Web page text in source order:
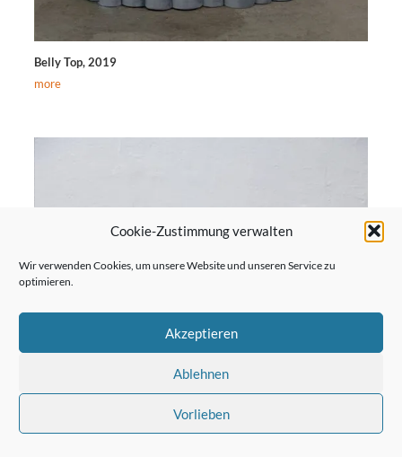
Cookie-Zustimmung verwalten
Wir verwenden Cookies, um unsere Website und unseren Service zu
optimieren.
Akzeptieren
Ablehnen
Vorlieben
Belly Top, 2019
more